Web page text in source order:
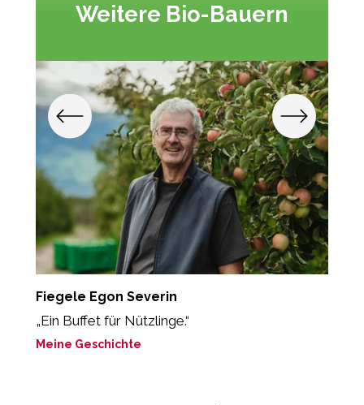
Weitere Bio-Bauern
Fiegele Egon Severin
„Ein Buffet für Nützlinge.“
Meine Geschichte